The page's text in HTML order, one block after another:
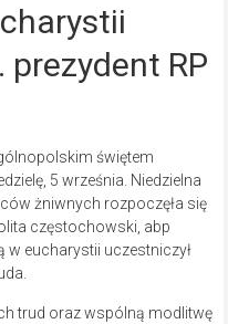
prezydent RP
świętem
5 września. Niedzielna
żniwnych rozpoczęła się
częstochowski, abp
w eucharystii uczestniczył
trud oraz wspólną modlitwę